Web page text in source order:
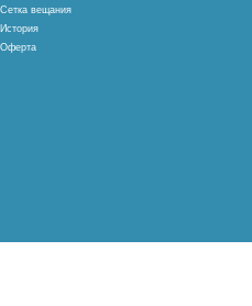
Сетка вещания
История
Оферта